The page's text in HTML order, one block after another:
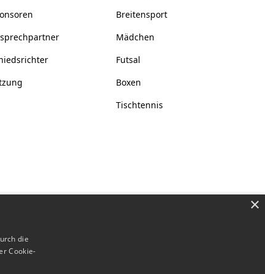
Breitensport
Mädchen
Futsal
Boxen
Tischtennis
×
die
Cookie-